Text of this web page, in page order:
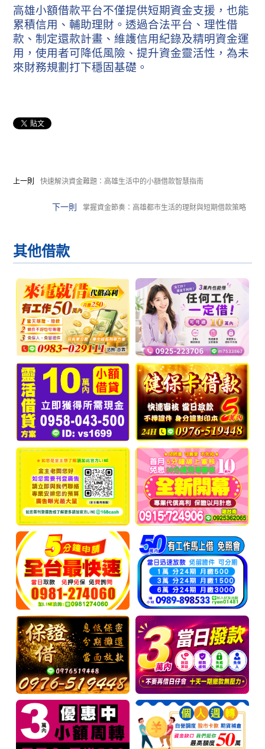
高雄小額借款平台不僅提供短期資金支援，也能
累積信用、輔助理財。透過合法平台、理性借
款、制定還款計畫、維護信用紀錄及精明資金運
用，使用者可降低風險、提升資金靈活性，為未
來財務規劃打下穩固基礎。
上一則 快速解決資金難題：高雄生活中的小額借款智慧指南
下一則 掌握資金節奏：高雄都市生活的理財與短期借款策略
其他借款